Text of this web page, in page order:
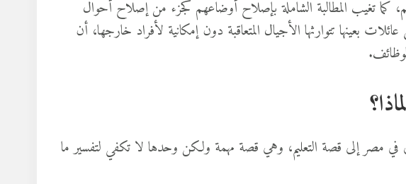
كما تغيب المطالبة الشاملة بإصلاح أوضاعهم كجزء من إصلاح أحوال
بعينها تتوارثها الأجيال المتعاقبة دون إمكانية لأفراد خارجها، أن
مصر إلى قصة التعليم، وهي قصة مهمة ولكن وحدها لا تكفي لتفسير ما